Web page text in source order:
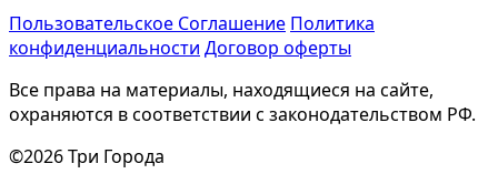
Пользовательское Соглашение Политика
конфиденциальности Договор оферты
Все права на материалы, находящиеся на сайте,
охраняются в соответствии с законодательством РФ.
©2026 Три Города